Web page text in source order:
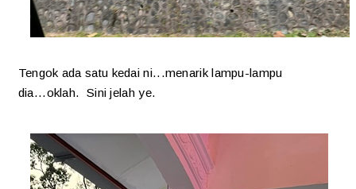
Tengok ada satu kedai ni...menarik lampu-lampu
dia...oklah. Sini jelah ye.